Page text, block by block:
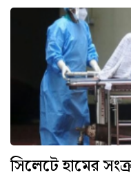
সিলেটে হামের